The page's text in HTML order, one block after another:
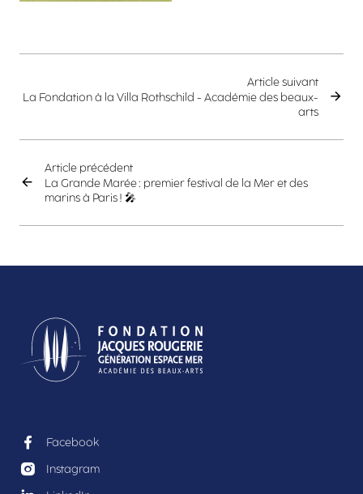
Article précédent
La Grande Marée : premier festival de la Mer et des
marins à Paris ! 🎤
Article suivant
La Fondation à la Villa Rothschild - Académie des beaux-
arts
Facebook
Instagram